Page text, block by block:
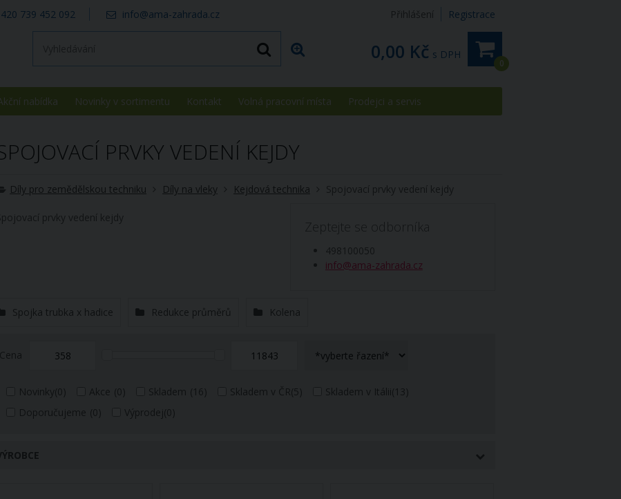
Přihlášení Registrace
739 452 092 info@ama-zahrada.cz
0
0,00 Kč s DPH
nabídka Novinky v sortimentu Kontakt Volná pracovní místa Prodejci a servis
PRVKY VEDENÍ KEJDY
Díly pro zemědělskou techniku Díly na vleky Kejdová technika Spojovací prvky vedení kejdy
Zeptejte se odborníka
498100050
info@ama-zahrada.cz
prvky vedení kejdy
Spojka trubka x hadice Redukce průměrů Kolena
Cena
Novinky(0) Akce (0) Skladem (16) Skladem v ČR(5) Skladem v Itálii(13)
Doporučujeme (0) Výprodej(0)